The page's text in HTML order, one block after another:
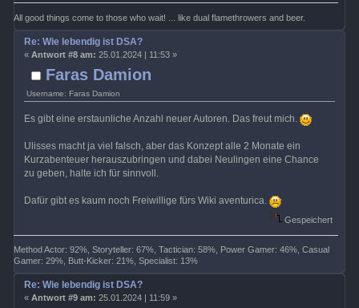
All good things come to those who wait! ... like dual flamethrowers and beer.
Faras Damion
Username: Faras Damion
Re: Wie lebendig ist DSA?
« Antwort #8 am: 25.01.2024 | 11:53 »
Es gibt eine erstaunliche Anzahl neuer Autoren. Das freut mich.
Ulisses macht ja viel falsch, aber das Konzept alle 2 Monate ein
Kurzabenteuer herauszubringen und dabei Neulingen eine Chance
zu geben, halte ich für sinnvoll.
Dafür gibt es kaum noch Freiwillige fürs Wiki aventurica.
Gespeichert
Method Actor: 92%, Storyteller: 67%, Tactician: 58%, Power Gamer: 46%, Casual
Gamer: 29%, Butt-Kicker: 21%, Specialist: 13%
Re: Wie lebendig ist DSA?
« Antwort #9 am: 25.01.2024 | 11:59 »